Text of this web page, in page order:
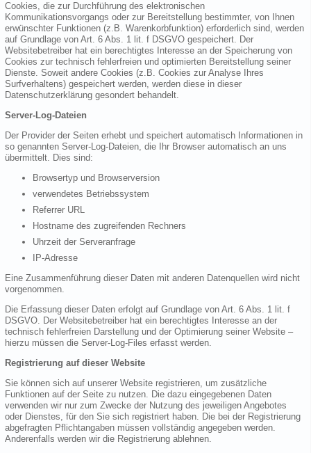
Cookies, die zur Durchführung des elektronischen
Kommunikationsvorgangs oder zur Bereitstellung bestimmter, von Ihnen
erwünschter Funktionen (z.B. Warenkorbfunktion) erforderlich sind, werden
auf Grundlage von Art. 6 Abs. 1 lit. f DSGVO gespeichert. Der
Websitebetreiber hat ein berechtigtes Interesse an der Speicherung von
Cookies zur technisch fehlerfreien und optimierten Bereitstellung seiner
Dienste. Soweit andere Cookies (z.B. Cookies zur Analyse Ihres
Surfverhaltens) gespeichert werden, werden diese in dieser
Datenschutzerklärung gesondert behandelt.
Server-Log-Dateien
Der Provider der Seiten erhebt und speichert automatisch Informationen in
so genannten Server-Log-Dateien, die Ihr Browser automatisch an uns
übermittelt. Dies sind:
Browsertyp und Browserversion
verwendetes Betriebssystem
Referrer URL
Hostname des zugreifenden Rechners
Uhrzeit der Serveranfrage
IP-Adresse
Eine Zusammenführung dieser Daten mit anderen Datenquellen wird nicht
vorgenommen.
Die Erfassung dieser Daten erfolgt auf Grundlage von Art. 6 Abs. 1 lit. f
DSGVO. Der Websitebetreiber hat ein berechtigtes Interesse an der
technisch fehlerfreien Darstellung und der Optimierung seiner Website –
hierzu müssen die Server-Log-Files erfasst werden.
Registrierung auf dieser Website
Sie können sich auf unserer Website registrieren, um zusätzliche
Funktionen auf der Seite zu nutzen. Die dazu eingegebenen Daten
verwenden wir nur zum Zwecke der Nutzung des jeweiligen Angebotes
oder Dienstes, für den Sie sich registriert haben. Die bei der Registrierung
abgefragten Pflichtangaben müssen vollständig angegeben werden.
Anderenfalls werden wir die Registrierung ablehnen.